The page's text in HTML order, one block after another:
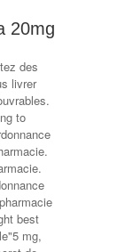
20mg
des
livrer
to
best
mg,